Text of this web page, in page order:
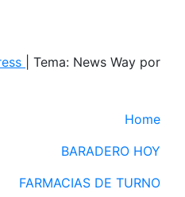
Tema: News Way por
Home
BARADERO HOY
FARMACIAS DE TURNO